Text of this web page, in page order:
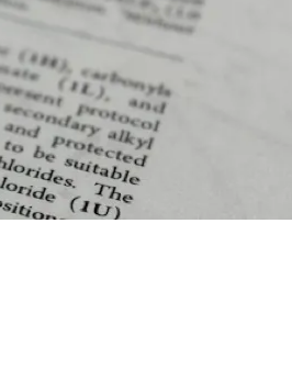
mposium
flavor and
s analysisに